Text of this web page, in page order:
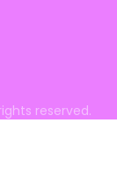
reserved.